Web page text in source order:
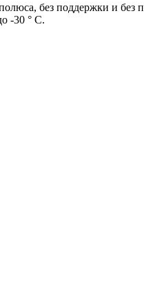
без поддержки и без
-30 ° С.